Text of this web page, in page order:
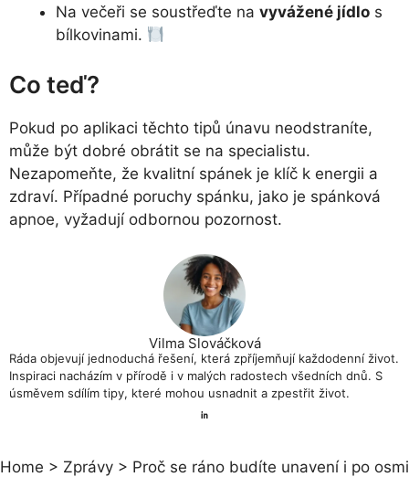
Na večeři se soustřeďte na vyvážené jídlo s
bílkovinami.
Co teď?
Pokud po aplikaci těchto tipů únavu neodstraníte,
může být dobré obrátit se na specialistu.
Nezapomeňte, že kvalitní spánek je klíč k energii a
zdraví. Případné poruchy spánku, jako je spánková
apnoe, vyžadují odbornou pozornost.
Vilma Slováčková
Ráda objevují jednoduchá řešení, která zpříjemňují každodenní život.
Inspiraci nacházím v přírodě i v malých radostech všedních dnů. S
úsměvem sdílím tipy, které mohou usnadnit a zpestřit život.
Home > Zprávy > Proč se ráno budíte unavení i po osmi